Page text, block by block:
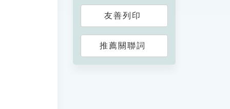
友善列印
推薦關聯詞